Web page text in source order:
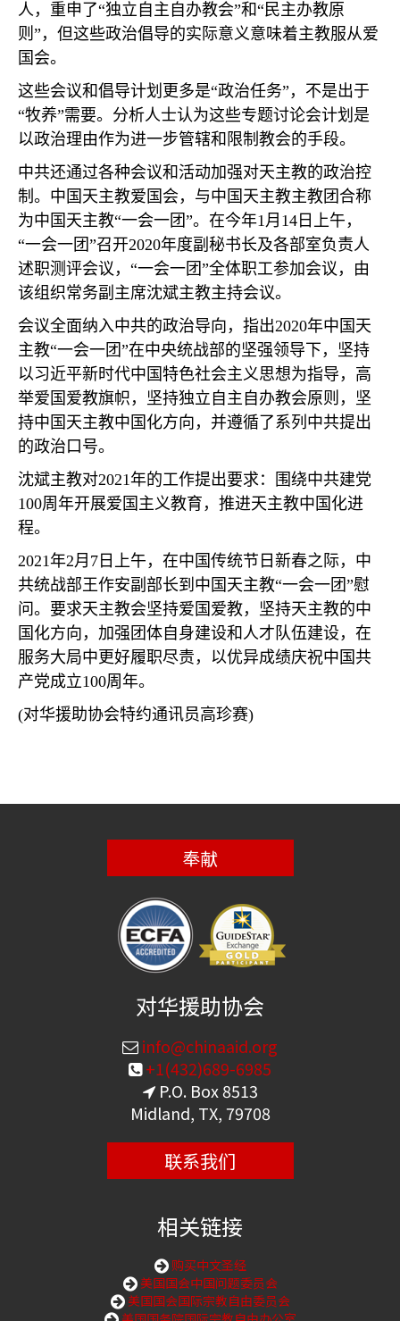
人，重申了“独立自主自办教会”和“民主办教原
则 ” ，但这些政治倡导的实际意义意味着主教服从爱
国会。
这些会议和倡导计划更多是“政治任务” ，不是出于
“牧养”需要。分析人士认为这些专题讨论会计划是
以政治理由作为进一步管辖和限制教会的手段。
中共还通过各种会议和活动加强对天主教的政治控
制。中国天主教爱国会，与中国天主教主教团合称
为中国天主教“一会一团”。在今年1月 14 日上午，
“一会一团”召开2020年度副秘书长及各部室负责人
述职测评会议， “一会一团”全体职工参加会议，由
该组织常务副主席沈斌主教主持会议。
会议全面纳入中共的政治导向，指出2020年中国天
主教“一会一团”在中央统战部的坚强领导下，坚持
以习近平新时代中国特色社会主义思想为指导，高
举爱国爱教旗帜，坚持独立自主自办教会原则，坚
持中国天主教中国化方向，并遵循了系列中共提出
的政治口号。
沈斌主教对2021年的工作提出要求：围绕中共建党
100周年开展爱国主义教育，推进天主教中国化进
程。
2021年2月 7 日上午，在中国传统节日新春之际，中
共统战部王作安副部长到中国天主教“一会一团”慰
问。要求天主教会坚持爱国爱教，坚持天主教的中
国化方向，加强团体自身建设和人才队伍建设，在
服务大局中更好履职尽责，以优异成绩庆祝中国共
产党成立100周年。
(对华援助协会特约通讯员高珍赛)
奉献
对华援助协会
info@chinaaid.org
+1(432)689-6985
P.O. Box 8513
Midland, TX, 79708
联系我们
相关链接
购买中文圣经
美国国会中国问题委员会
美国国会国际宗教自由委员会